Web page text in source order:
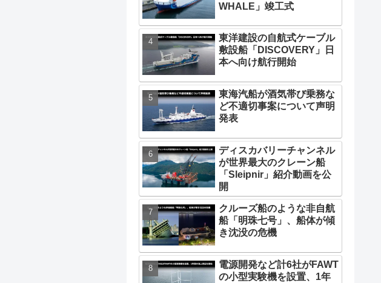
WHALE」竣工式
東洋建設の自航式ケーブル
敷設船「DISCOVERY」日
本へ向け航行開始
東海汽船が酒気帯び乗務な
ど不適切事案について声明
発表
ディスカバリーチャンネル
が世界最大のクレーン船
「Sleipnir」紹介動画を公
開
クルーズ船のような非自航
船「明珠七号」、船体が傾
き沈没の危機
電源開発など計6社がFAWT
の小型実験機を設置、1年